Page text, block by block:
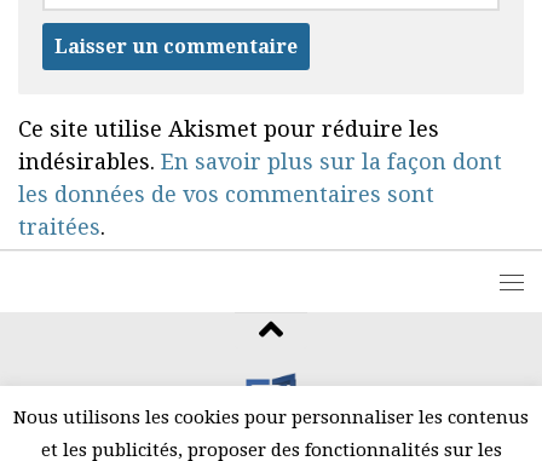
Ce site utilise Akismet pour réduire les
indésirables. En savoir plus sur la façon dont
les données de vos commentaires sont
traitées.
Nous utilisons les cookies pour personnaliser les contenus
et les publicités, proposer des fonctionnalités sur les